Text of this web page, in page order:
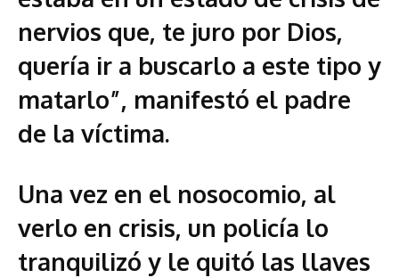
nervios que, te juro por Dios,
quería ir a buscarlo a este tipo y
matarlo”, manifestó el padre
de la víctima.
Una vez en el nosocomio, al
verlo en crisis, un policía lo
tranquilizó y le quitó las llaves